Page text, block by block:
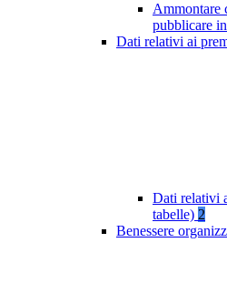
Ammontare
pubblicare
Dati relativi ai
Dati relativi
tabelle) 2
Benessere